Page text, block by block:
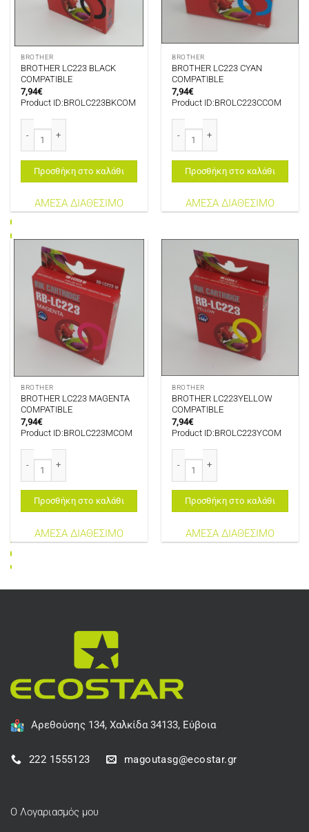
BROTHER
BROTHER LC223 BLACK
COMPATIBLE
7,94€
Product ID:BROLC223BKCOM
Προσθήκη στο καλάθι
ΑΜΕΣΑ ΔΙΑΘΕΣΙΜΟ
BROTHER
BROTHER LC223 CYAN
COMPATIBLE
7,94€
Product ID:BROLC223CCOM
Προσθήκη στο καλάθι
ΑΜΕΣΑ ΔΙΑΘΕΣΙΜΟ
BROTHER
BROTHER LC223 MAGENTA
COMPATIBLE
7,94€
Product ID:BROLC223MCOM
Προσθήκη στο καλάθι
ΑΜΕΣΑ ΔΙΑΘΕΣΙΜΟ
BROTHER
BROTHER LC223YELLOW
COMPATIBLE
7,94€
Product ID:BROLC223YCOM
Προσθήκη στο καλάθι
ΑΜΕΣΑ ΔΙΑΘΕΣΙΜΟ
Αρεθούσης 134, Χαλκίδα 34133, Εύβοια
222 1555123 magoutasg@ecostar.gr
Ο Λογαριασμός μου